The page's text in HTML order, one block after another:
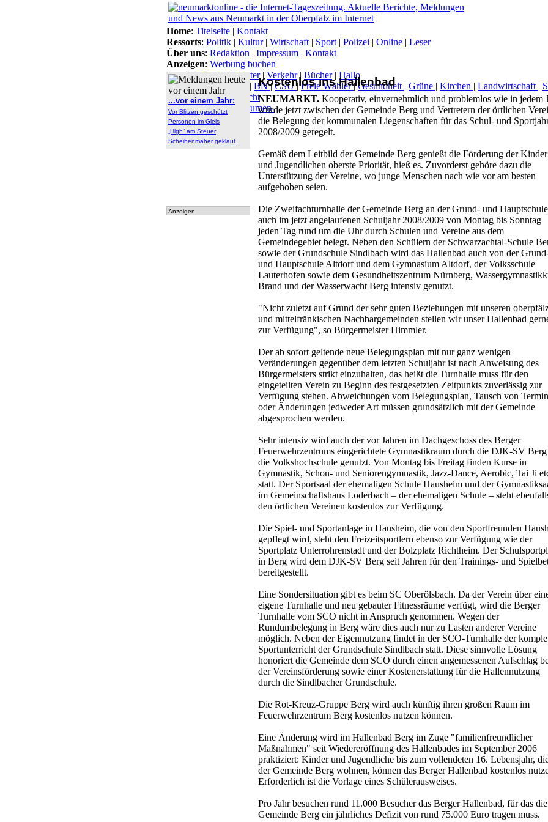
...vor einem Jahr:
Vor Blitzen geschützt
Personen im Gleis
„High“ am Steuer
Scheibenmäher geklaut
Anzeigen
Kostenlos ins Hallenbad
NEUMARKT. Kooperativ, einvernehmlich und problemlos wie in jedem
wurde jetzt zwischen der Gemeinde Berg und Vertretern der örtlichen
die Belegung der kommunalen Liegenschaften für das Schul- und
2008/2009 geregelt.
Gemäß dem Leitbild der Gemeinde Berg genießt die Förderung der Kinder
und Jugendlichen oberste Priorität, hieß es. Zuvorderst gehöre dazu die
Unterstützung der Vereine, wo junge Menschen nach wie vor am besten
aufgehoben seien.
Die Zweifachturnhalle der Gemeinde Berg an der Grund- und
auch im jetzt angelaufenen Schuljahr 2008/2009 von Montag bis Sonntag
jeden Tag rund um die Uhr durch Schulen und Vereine aus dem
Gemeindegebiet belegt. Neben den Schülern der Schwarzachtal-Schule
sowie der Grundschule Sindlbach wird das Hallenbad auch von der
und Hauptschule Altdorf und dem Gymnasium Altdorf, der Volksschule
Lauterhofen sowie dem Gesundheitszentrum Nürnberg,
Brand und der Wasserwacht Berg intensiv genutzt.
"Nicht zuletzt auf Grund der sehr guten Beziehungen mit unseren
und mittelfränkischen Nachbargemeinden stellen wir unser Hallenbad
zur Verfügung", so Bürgermeister Himmler.
Der ab sofort geltende neue Belegungsplan mit nur ganz wenigen
Veränderungen gegenüber dem letzten Schuljahr ist nach Anweisung des
Bürgermeisters strikt einzuhalten, das heißt die Turnhalle muss für den
eingeteilten Verein zu Beginn des festgesetzten Zeitpunkts zuverlässig zur
Verfügung stehen. Abweichungen vom Belegungsplan, Tausch von
oder Änderungen jedweder Art müssen grundsätzlich mit der Gemeinde
abgesprochen werden.
Sehr intensiv wird auch der vor Jahren im Dachgeschoss des Berger
Feuerwehrzentrums eingerichtete Gymnastikraum durch die DJK-SV
die Volkshochschule genutzt. Von Montag bis Freitag finden Kurse in
Gymnastik, Schon- und Seniorengymnastik, Jazz-Dance, Aerobic, Tai Ji
statt. Der Sportsaal der ehemaligen Schule Hausheim und der
im Gemeinschaftshaus Loderbach – der ehemaligen Schule – steht
den örtlichen Vereinen kostenlos zur Verfügung.
Die Spiel- und Sportanlage in Hausheim, die von den Sportfreunden
gepflegt wird, steht den Freizeitsportlern ebenso zur Verfügung wie der
Sportplatz Unterrohrenstadt und der Bolzplatz Richtheim. Der
in Berg wird dem DJK-SV Berg seit Jahren für den Trainings- und
bereitgestellt.
Eine Sondersituation gibt es beim SC Oberölsbach. Da der Verein über
eigene Turnhalle und neu gebauter Fitnessräume verfügt, wird die Berger
Turnhalle vom SCO nicht in Anspruch genommen. Wegen der
Rundumbelegung in Berg wäre dies auch nur zu Lasten anderer Vereine
möglich. Neben der Eigennutzung findet in der SCO-Turnhalle der
Sportunterricht der Grundschule Sindlbach statt. Diese sinnvolle Lösung
honoriert die Gemeinde dem SCO durch einen angemessenen Aufschlag
der Vereinsförderung sowie einer Kostenerstattung für die Hallennutzung
durch die Sindlbacher Grundschule.
Die Rot-Kreuz-Gruppe Berg wird auch künftig ihren großen Raum im
Feuerwehrzentrum Berg kostenlos nutzen können.
Eine Änderung wird im Hallenbad Berg im Zuge "familienfreundlicher
Maßnahmen" seit Wiedereröffnung des Hallenbades im September 2006
praktiziert: Kinder und Jugendliche bis zum vollendeten 16. Lebensjahr,
der Gemeinde Berg wohnen, können das Berger Hallenbad kostenlos
Erforderlich ist die Vorlage eines Schülerausweises.
Pro Jahr besuchen rund 11.000 Besucher das Berger Hallenbad, für das die
Gemeinde Berg ein jährliches Defizit von rund 75.000 Euro tragen muss.
Home: Titelseite | Kontakt
Ressorts: Politik | Kultur| Wirtschaft | Sport | Polizei | Online | Leser
Über uns: Redaktion | Impressum | Kontakt
Anzeigen: Werbung buchen
Service: Notfall | Wetter| Verkehr| Bücher| Hallo
Themen:Arbeitsamt | BN|CSU|Freie Wähler|Gesundheit | Grüne | Kirchen | Landwirtschaft |
Lokal-Links:Übersicht
Archiv:Archiv|Dokumen-
tationen